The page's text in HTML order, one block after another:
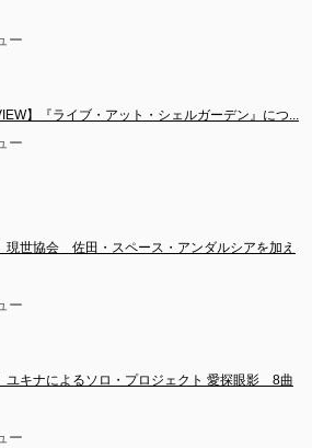
ー
】『ライブ・アット・シェルガーデン』につ...
ー
現世協会　佐田・スペース・アンダルシアを加え
ー
ユキナによるソロ・プロジェクト 愛探眼影　8曲
ー